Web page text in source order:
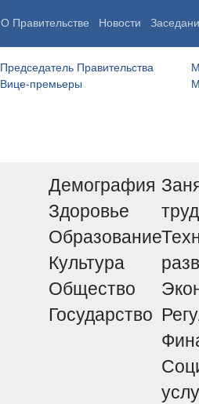
О Правительстве Новости
Председатель Правительства
Вице-премьеры
Демография
Здоровье
Образование
Культура
Общество
Государство
труд